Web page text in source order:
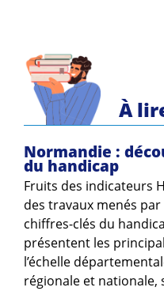
À
Normandie :
du handicap
Fruits des indicateurs
des travaux menés par
chiffres-clés du
présentent les
l’échelle
régionale et